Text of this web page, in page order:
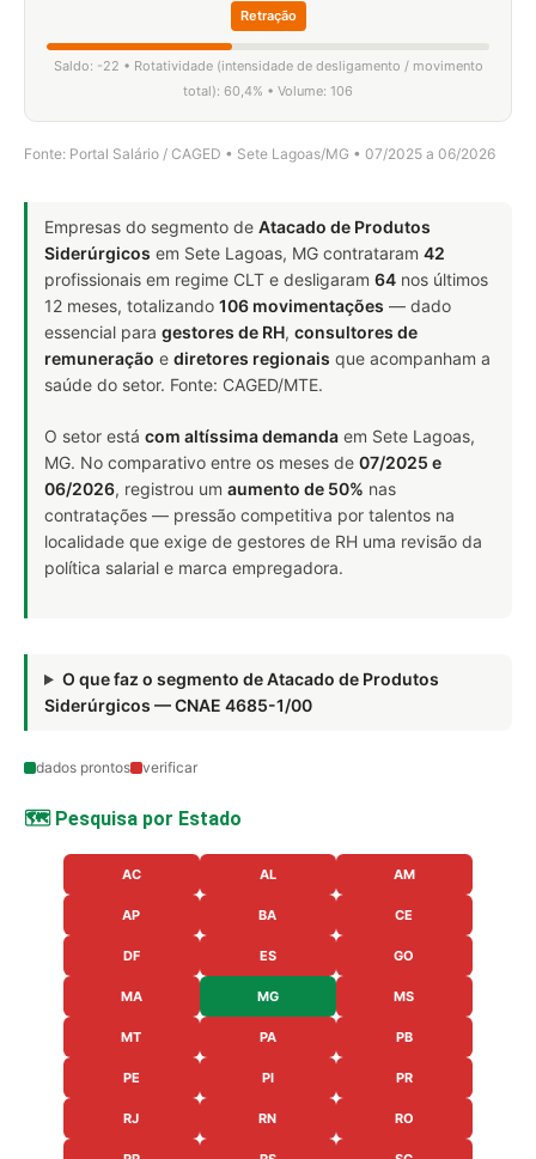
Retração
Saldo: -22 • Rotatividade (intensidade de desligamento / movimento
total): 60,4% • Volume: 106
Fonte: Portal Salário / CAGED • Sete Lagoas/MG • 07/2025 a 06/2026
Empresas do segmento de Atacado de Produtos
Siderúrgicos em Sete Lagoas, MG contrataram 42
profissionais em regime CLT e desligaram 64 nos últimos
12 meses, totalizando 106 movimentações — dado
essencial para gestores de RH, consultores de
remuneração e diretores regionais que acompanham a
saúde do setor. Fonte: CAGED/MTE.
O setor está com altíssima demanda em Sete Lagoas,
MG. No comparativo entre os meses de 07/2025 e
06/2026, registrou um aumento de 50% nas
contratações — pressão competitiva por talentos na
localidade que exige de gestores de RH uma revisão da
política salarial e marca empregadora.
O que faz o segmento de Atacado de Produtos
Siderúrgicos — CNAE 4685-1/00
dados prontos verificar
🗺️ Pesquisa por Estado
AC AL AM
AP BA CE
DF ES GO
MA MG MS
MT PA PB
PE PI PR
RJ RN RO